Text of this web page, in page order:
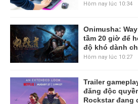
Hôm nay lúc 10:34
Onimusha:
tầm 20 giờ để
độ khó dành
Hôm nay lúc 10:27
Trailer
đăng độc
Rockstar đang